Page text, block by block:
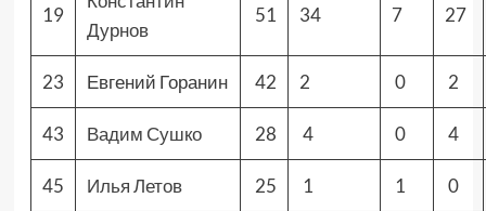
19
Дурнов
51 34 7 27
23 Евгений Горанин 42 2 0 2
43 Вадим Сушко 28 4 0 4
45 Илья Летов 25 1 1 0